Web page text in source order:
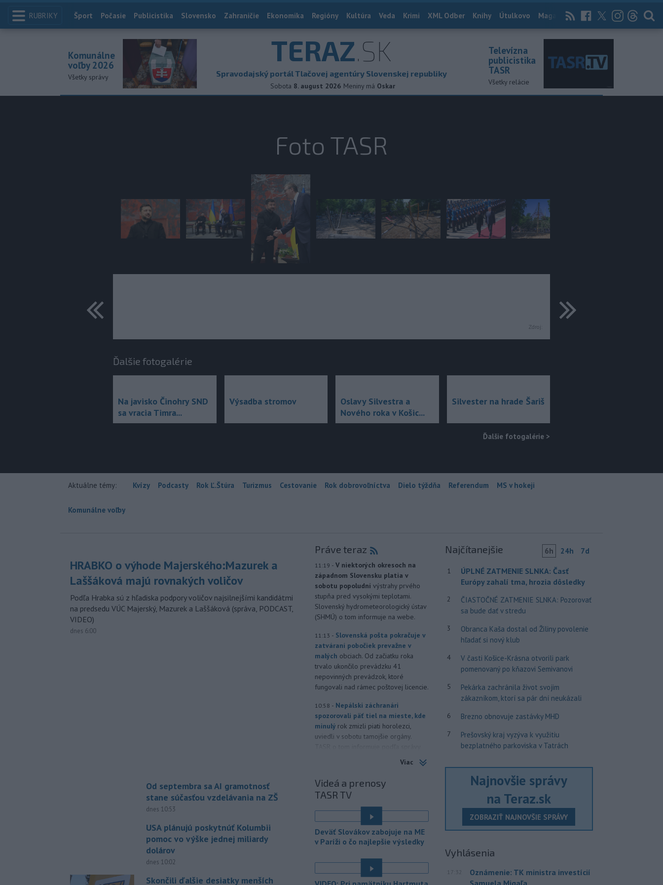
RUBRIKY Index
Šport Počasie Publicistika Slovensko Zahraničie Ekonomika Regióny Kultúra Veda Krimi XML Odber Knihy Útulkovo Magazín News Now Archív
TERAZ.SK
Spravodajský portál Tlačovej agentúry Slovenskej republiky
Sobota 8. august 2026 Meniny má Oskar
Komunálne
voľby 2026
Všetky správy
Televízna
publicistika
TASR
Všetky relácie
Foto TASR
Zdroj:
predchádzajúce ďalšie
Ďalšie fotogalérie
Na javisko Činohry SND
sa vracia Timra...
Výsadba stromov
Oslavy Silvestra a
Nového roka v Košic...
Silvester na hrade Šariš
Ďalšie fotogalérie >
Aktuálne témy: Kvízy Podcasty Rok Ľ.Štúra Turizmus Cestovanie Rok dobrovoľníctva Dielo týždňa Referendum MS v hokeji
Komunálne voľby
HRABKO o výhode Majerského:Mazurek a
Laššáková majú rovnakých voličov
Podľa Hrabka sú z hľadiska podpory voličov najsilnejšími kandidátmi
na predsedu VÚC Majerský, Mazurek a Laššáková (správa, PODCAST,
VIDEO)
dnes 6:00
Od septembra sa AI gramotnosť
stane súčasťou vzdelávania na ZŠ
dnes 10:53
USA plánujú poskytnúť Kolumbii
pomoc vo výške jednej miliardy
dolárov
dnes 10:02
Skončili ďalšie desiatky menších
Práve teraz
11:19 - V niektorých okresoch na
západnom Slovensku platia v
sobotu popoludní výstrahy prvého
stupňa pred vysokými teplotami.
Slovenský hydrometeorologický ústav
(SHMÚ) o tom informuje na webe.
11:13 - Slovenská pošta pokračuje v
zatváraní pobočiek prevažne v
malých obciach. Od začiatku roka
trvalo ukončilo prevádzku 41
nepovinných prevádzok, ktoré
fungovali nad rámec poštovej licencie.
10:58 - Nepálski záchranári
spozorovali päť tiel na mieste, kde
minulý rok zmizli piati horolezci,
uviedli v sobotu tamojšie orgány.
sobotu schválil Todda Blanchea
ako ministra
bol poverený vedením tohto rezortu
od apríla, keď americký prezident
Donald Trump odvolal z funkcie Pam
Bondiovú.
zahraničných vecí v piatok
oznámilo, že vláda prezidenta
Viac
Videá a prenosy
TASR TV
Deväť Slovákov zabojuje na ME
v Paríži o čo najlepšie výsledky
Najčítanejšie 6h 24h 7d
1
ÚPLNÉ ZATMENIE SLNKA: Časť
Európy zahalí tma, hrozia dôsledky
2
ČIASTOČNÉ ZATMENIE SLNKA: Pozorovať
sa bude dať v stredu
3
Obranca Kaša dostal od Žiliny povolenie
hľadať si nový klub
4
V časti Košice-Krásna otvorili park
pomenovaný po kňazovi Semivanovi
5
Pekárka zachránila život svojim
zákazníkom, ktorí sa pár dní neukázali
6 Brezno obnovuje zastávky MHD
7
Prešovský kraj vyzýva k využitiu
bezplatného parkoviska v Tatrách
Najnovšie správy
na Teraz.sk
ZOBRAZIŤ NAJNOVŠIE SPRÁVY
Vyhlásenia
17:32
Oznámenie: TK ministra investícií
Samuela Migaľa